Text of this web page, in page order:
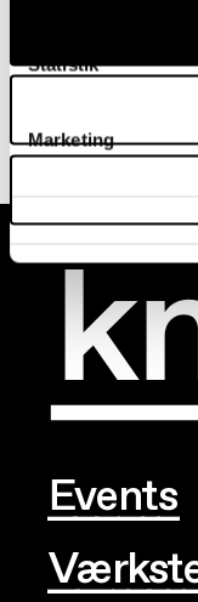
Statistik
Marketing
Events